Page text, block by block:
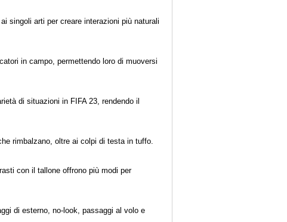
singoli arti per creare interazioni più naturali
in campo, permettendo loro di muoversi
di situazioni in FIFA 23, rendendo il
rimbalzano, oltre ai colpi di testa in tuffo.
con il tallone offrono più modi per
di esterno, no-look, passaggi al volo e